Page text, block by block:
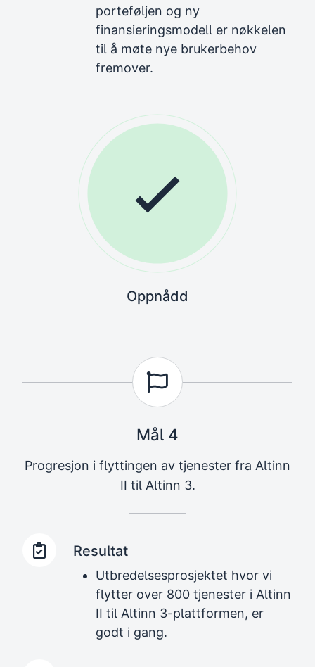
porteføljen og ny
finansieringsmodell er nøkkelen
til å møte nye brukerbehov
fremover.
Oppnådd
Mål 4
Progresjon i flyttingen av tjenester fra Altinn
II til Altinn 3.
Resultat
Utbredelsesprosjektet hvor vi
flytter over 800 tjenester i Altinn
II til Altinn 3-plattformen, er
godt i gang.